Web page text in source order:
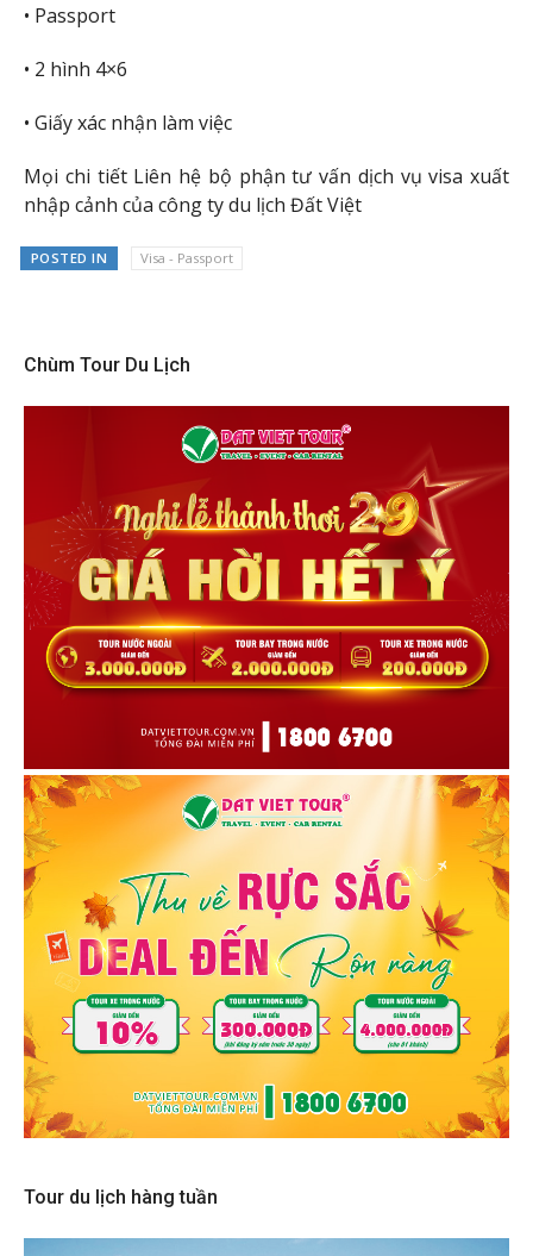
• Passport
• 2 hình 4×6
• Giấy xác nhận làm việc
Mọi chi tiết Liên hệ bộ phận tư vấn dịch vụ visa xuất
nhập cảnh của công ty du lịch Đất Việt
POSTED IN Visa - Passport
Chùm Tour Du Lịch
Tour du lịch hàng tuần